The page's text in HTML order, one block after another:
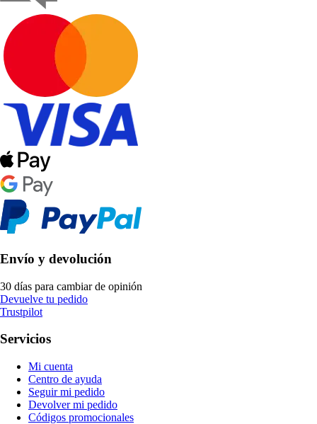
Envío y devolución
30 días para cambiar de opinión
Devuelve tu pedido
Trustpilot
Servicios
Mi cuenta
Centro de ayuda
Seguir mi pedido
Devolver mi pedido
Códigos promocionales